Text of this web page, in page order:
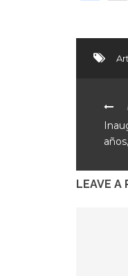
LEAVE A